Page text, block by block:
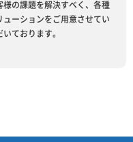
様の課題を解決すべく、各種
ューションをご用意させてい
いております。